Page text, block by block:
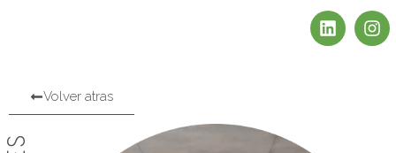
Volver atras